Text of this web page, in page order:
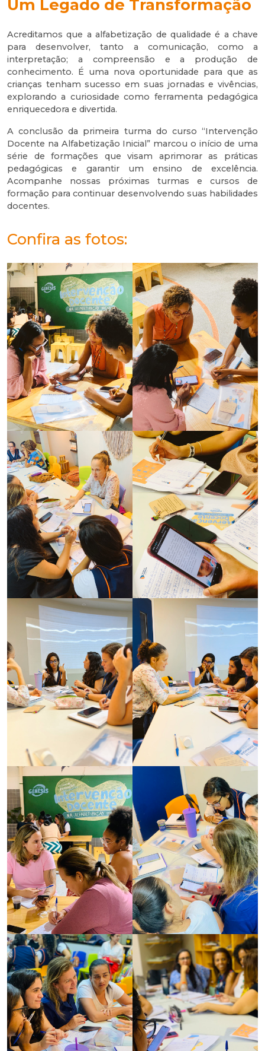
Um Legado de Transformação
Acreditamos que a alfabetização de qualidade é a chave
para desenvolver, tanto a comunicação, como a
interpretação; a compreensão e a produção de
conhecimento. É uma nova oportunidade para que as
crianças tenham sucesso em suas jornadas e vivências,
explorando a curiosidade como ferramenta pedagógica
enriquecedora e divertida.
A conclusão da primeira turma do curso “Intervenção
Docente na Alfabetização Inicial” marcou o início de uma
série de formações que visam aprimorar as práticas
pedagógicas e garantir um ensino de excelência.
Acompanhe nossas próximas turmas e cursos de
formação para continuar desenvolvendo suas habilidades
docentes.
Confira as fotos: